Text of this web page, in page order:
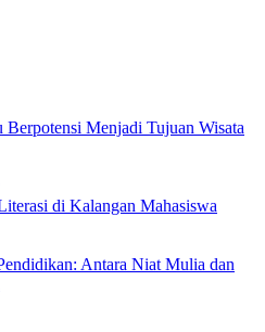
Berpotensi Menjadi Tujuan Wisata
di Kalangan Mahasiswa
Antara Niat Mulia dan